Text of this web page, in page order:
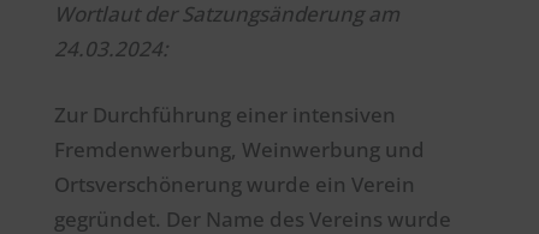
Wortlaut der Satzungsänderung am
24.03.2024:
Zur Durchführung einer intensiven
Fremdenwerbung, Weinwerbung und
Ortsverschönerung wurde ein Verein
gegründet. Der Name des Vereins wurde